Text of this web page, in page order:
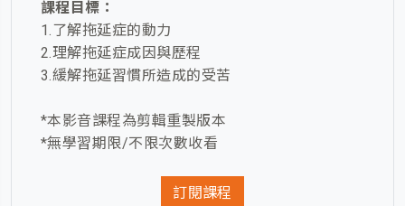
課程目標：
1.了解拖延症的動力
2.理解拖延症成因與歷程
3.緩解拖延習慣所造成的受苦
*本影音課程為剪輯重製版本
*無學習期限/不限次數收看
訂閱課程